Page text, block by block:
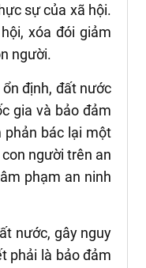
sự của xã hội.
xóa đói giảm
người.
định, đất nước
gia và bảo đảm
phản bác lại một
người trên an
phạm an ninh
nước, gây nguy
phải là bảo đảm